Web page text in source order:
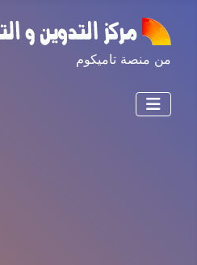
من منصة تاميكوم